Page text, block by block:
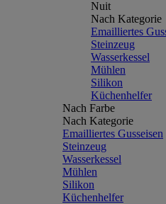
Nuit
Nach Kategorie
Emailliertes
Steinzeug
Wasserkessel
Mühlen
Silikon
Küchenhelfer
Nach Farbe
Nach Kategorie
Emailliertes Gusseisen
Steinzeug
Wasserkessel
Mühlen
Silikon
Küchenhelfer